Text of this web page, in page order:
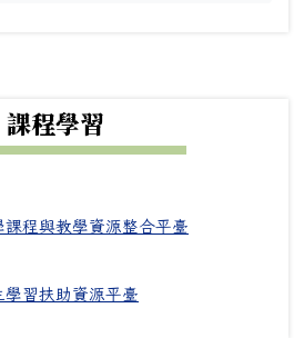
課程學習
課程與教學資源整合平臺
學習扶助資源平臺